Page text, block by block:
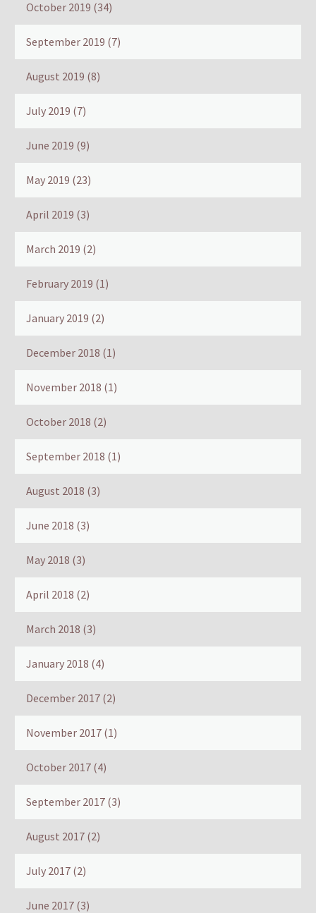
October 2019 (34)
September 2019 (7)
August 2019 (8)
July 2019 (7)
June 2019 (9)
May 2019 (23)
April 2019 (3)
March 2019 (2)
February 2019 (1)
January 2019 (2)
December 2018 (1)
November 2018 (1)
October 2018 (2)
September 2018 (1)
August 2018 (3)
June 2018 (3)
May 2018 (3)
April 2018 (2)
March 2018 (3)
January 2018 (4)
December 2017 (2)
November 2017 (1)
October 2017 (4)
September 2017 (3)
August 2017 (2)
July 2017 (2)
June 2017 (3)